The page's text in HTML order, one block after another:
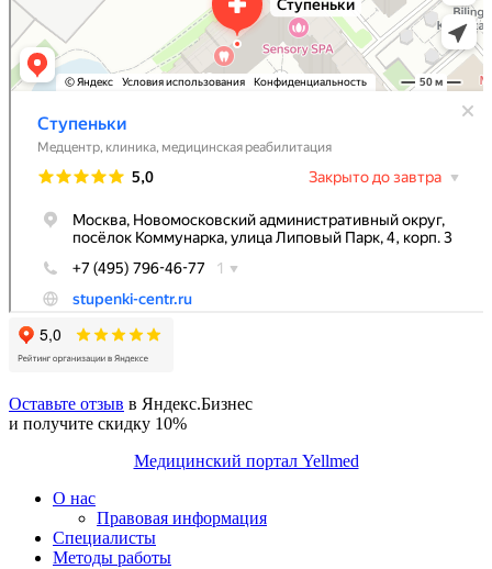
Оставьте отзыв в Яндекс.Бизнес
и получите скидку 10%
Медицинский портал Yellmed
О нас
Правовая информация
Специалисты
Методы работы